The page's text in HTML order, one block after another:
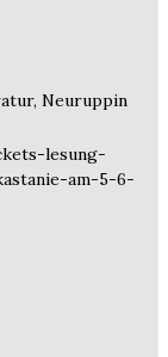
,Neuruppin
lesung-
am-5-6-